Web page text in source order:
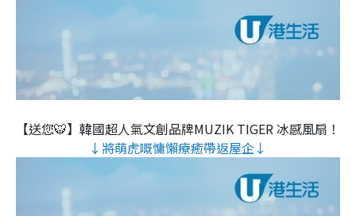
【送您🐯】韓國超人氣文創品牌MUZIK TIGER 冰感風扇！
↓將萌虎嘅慵懶療癒帶返屋企↓